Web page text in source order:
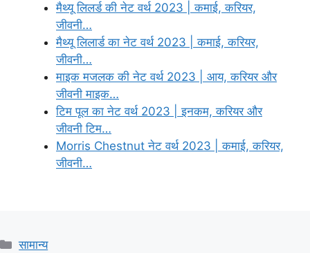
मैथ्यू लिलर्ड की नेट वर्थ 2023 | कमाई, करियर,
जीवनी…
मैथ्यू लिलार्ड का नेट वर्थ 2023 | कमाई, करियर,
जीवनी…
माइक मजलक की नेट वर्थ 2023 | आय, करियर और
जीवनी माइक…
टिम पूल का नेट वर्थ 2023 | इनकम, करियर और
जीवनी टिम…
Morris Chestnut नेट वर्थ 2023 | कमाई, करियर,
जीवनी…
Categories
सामान्य